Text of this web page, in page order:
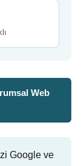
Web
Google ve